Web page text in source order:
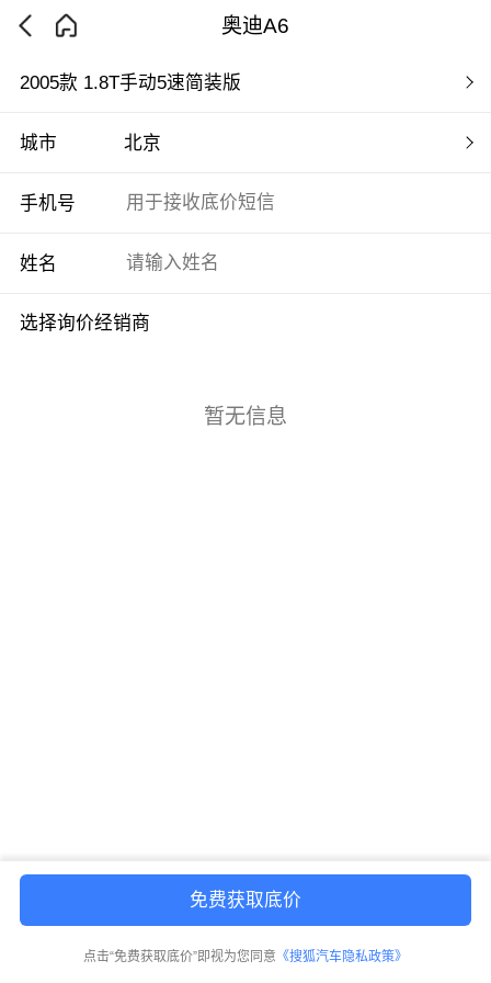
奥迪A6
2005款 1.8T手动5速简装版
城市 北京
手机号
姓名
选择询价经销商
暂无信息
免费获取底价
点击“免费获取底价”即视为您同意 《搜狐汽车隐私政策》